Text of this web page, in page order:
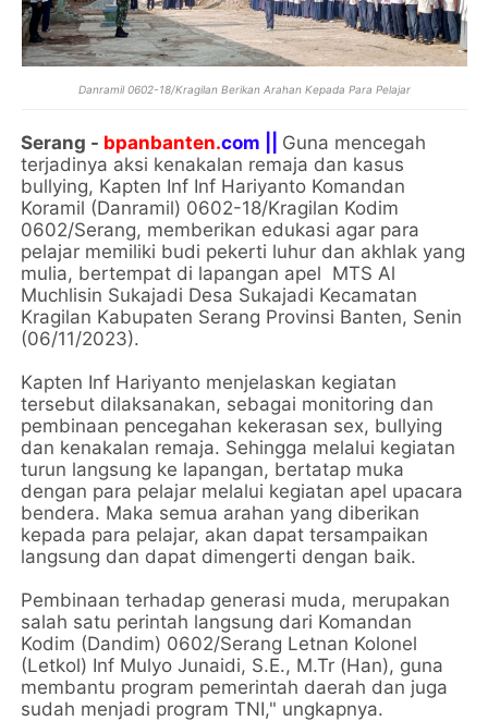
Danramil 0602-18/Kragilan Berikan Arahan Kepada Para Pelajar
Serang - bpanbanten.com || Guna mencegah
terjadinya aksi kenakalan remaja dan kasus
bullying, Kapten Inf Inf Hariyanto Komandan
Koramil (Danramil) 0602-18/Kragilan Kodim
0602/Serang, memberikan edukasi agar para
pelajar memiliki budi pekerti luhur dan akhlak yang
mulia, bertempat di lapangan apel MTS Al
Muchlisin Sukajadi Desa Sukajadi Kecamatan
Kragilan Kabupaten Serang Provinsi Banten, Senin
(06/11/2023).
Kapten Inf Hariyanto menjelaskan kegiatan
tersebut dilaksanakan, sebagai monitoring dan
pembinaan pencegahan kekerasan sex, bullying
dan kenakalan remaja. Sehingga melalui kegiatan
turun langsung ke lapangan, bertatap muka
dengan para pelajar melalui kegiatan apel upacara
bendera. Maka semua arahan yang diberikan
kepada para pelajar, akan dapat tersampaikan
langsung dan dapat dimengerti dengan baik.
Pembinaan terhadap generasi muda, merupakan
salah satu perintah langsung dari Komandan
Kodim (Dandim) 0602/Serang Letnan Kolonel
(Letkol) Inf Mulyo Junaidi, S.E., M.Tr (Han), guna
membantu program pemerintah daerah dan juga
sudah menjadi program TNI," ungkapnya.